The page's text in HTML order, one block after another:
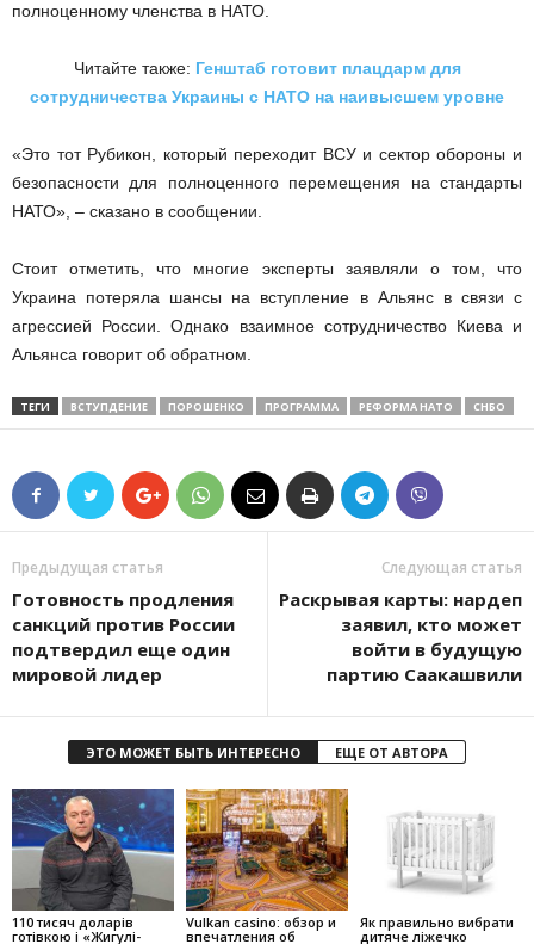
полноценному членства в НАТО.
Читайте также: Генштаб готовит плацдарм для
сотрудничества Украины с НАТО на наивысшем уровне
«Это тот Рубикон, который переходит ВСУ и сектор обороны и
безопасности для полноценного перемещения на стандарты
НАТО», – сказано в сообщении.
Стоит отметить, что многие эксперты заявляли о том, что
Украина потеряла шансы на вступление в Альянс в связи с
агрессией России. Однако взаимное сотрудничество Киева и
Альянса говорит об обратном.
ТЕГИ ВСТУПДЕНИЕ ПОРОШЕНКО ПРОГРАММА РЕФОРМА НАТО СНБО
Предыдущая статья
Готовность продления
санкций против России
подтвердил еще один
мировой лидер
Следующая статья
Раскрывая карты: нардеп
заявил, кто может
войти в будущую
партию Саакашвили
ЭТО МОЖЕТ БЫТЬ ИНТЕРЕСНО ЕЩЕ ОТ АВТОРА
110 тисяч доларів
готівкою і «Жигулі-
Vulkan casino: обзор и
впечатления об
Як правильно вибрати
дитяче ліжечко